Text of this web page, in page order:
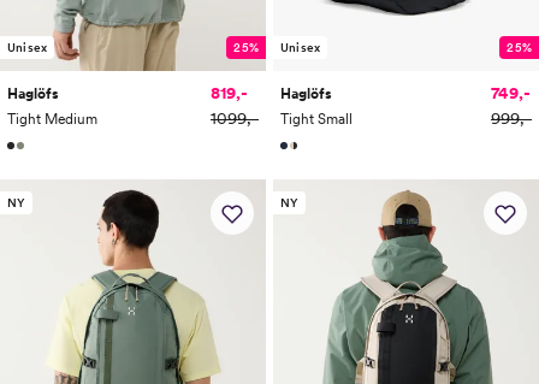
Unisex 25%
Haglöfs
Tight Medium
819,-
1099,-
Unisex 25%
Haglöfs
Tight Small
749,-
999,-
NY NY